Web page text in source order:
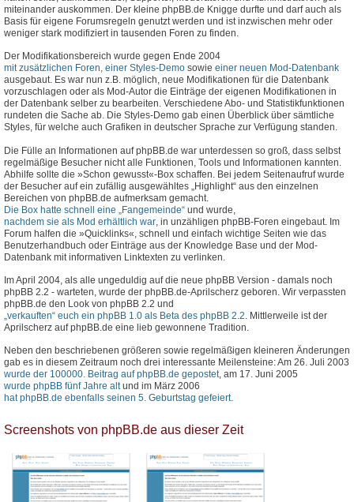
miteinander auskommen. Der kleine phpBB.de Knigge durfte und darf auch als
Basis für eigene Forumsregeln genutzt werden und ist inzwischen mehr oder
weniger stark modifiziert in tausenden Foren zu finden.
Der Modifikationsbereich wurde gegen Ende 2004
mit zusätzlichen Foren, einer Styles-Demo sowie einer neuen Mod-Datenbank
ausgebaut. Es war nun z.B. möglich, neue Modifikationen für die Datenbank
vorzuschlagen oder als Mod-Autor die Einträge der eigenen Modifikationen in
der Datenbank selber zu bearbeiten. Verschiedene Abo- und Statistikfunktionen
rundeten die Sache ab. Die Styles-Demo gab einen Überblick über sämtliche
Styles, für welche auch Grafiken in deutscher Sprache zur Verfügung standen.
Die Fülle an Informationen auf phpBB.de war unterdessen so groß, dass selbst
regelmäßige Besucher nicht alle Funktionen, Tools und Informationen kannten.
Abhilfe sollte die »Schon gewusst«-Box schaffen. Bei jedem Seitenaufruf wurde
der Besucher auf ein zufällig ausgewähltes „Highlight“ aus den einzelnen
Bereichen von phpBB.de aufmerksam gemacht.
Die Box hatte schnell eine „Fangemeinde“ und wurde,
nachdem sie als Mod erhältlich war , in unzähligen phpBB-Foren eingebaut. Im
Forum halfen die »Quicklinks«, schnell und einfach wichtige Seiten wie das
Benutzerhandbuch oder Einträge aus der Knowledge Base und der Mod-
Datenbank mit informativen Linktexten zu verlinken.
Im April 2004, als alle ungeduldig auf die neue phpBB Version - damals noch
phpBB 2.2 - warteten, wurde der phpBB.de-Aprilscherz geboren. Wir verpassten
phpBB.de den Look von phpBB 2.2 und
„verkauften“ euch ein phpBB 1.0 als Beta des phpBB 2.2. Mittlerweile ist der
Aprilscherz auf phpBB.de eine lieb gewonnene Tradition.
Neben den beschriebenen größeren sowie regelmäßigen kleineren Änderungen
gab es in diesem Zeitraum noch drei interessante Meilensteine: Am 26. Juli 2003
wurde der 100000. Beitrag auf phpBB.de gepostet, am 17. Juni 2005
wurde phpBB fünf Jahre altund im März 2006
hat phpBB.de ebenfalls seinen 5. Geburtstag gefeiert.
Screenshots von phpBB.de aus dieser Zeit